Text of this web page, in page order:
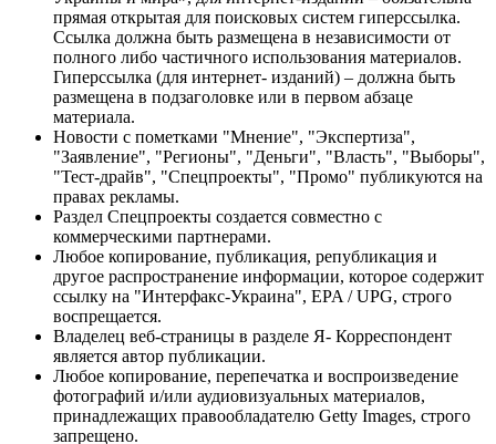
прямая открытая для поисковых систем гиперссылка.
Ссылка должна быть размещена в независимости от
полного либо частичного использования материалов.
Гиперссылка (для интернет- изданий) – должна быть
размещена в подзаголовке или в первом абзаце
материала.
Новости с пометками "Мнение", "Экспертиза",
"Заявление", "Регионы", "Деньги", "Власть", "Выборы",
"Тест-драйв", "Спецпроекты", "Промо" публикуются на
правах рекламы.
Раздел Спецпроекты создается совместно с
коммерческими партнерами.
Любое копирование, публикация, републикация и
другое распространение информации, которое содержит
ссылку на "Интерфакс-Украина", EPA / UPG, строго
воспрещается.
Владелец веб-страницы в разделе Я- Корреспондент
является автор публикации.
Любое копирование, перепечатка и воспроизведение
фотографий и/или аудиовизуальных материалов,
принадлежащих правообладателю Getty Images, строго
запрещено.